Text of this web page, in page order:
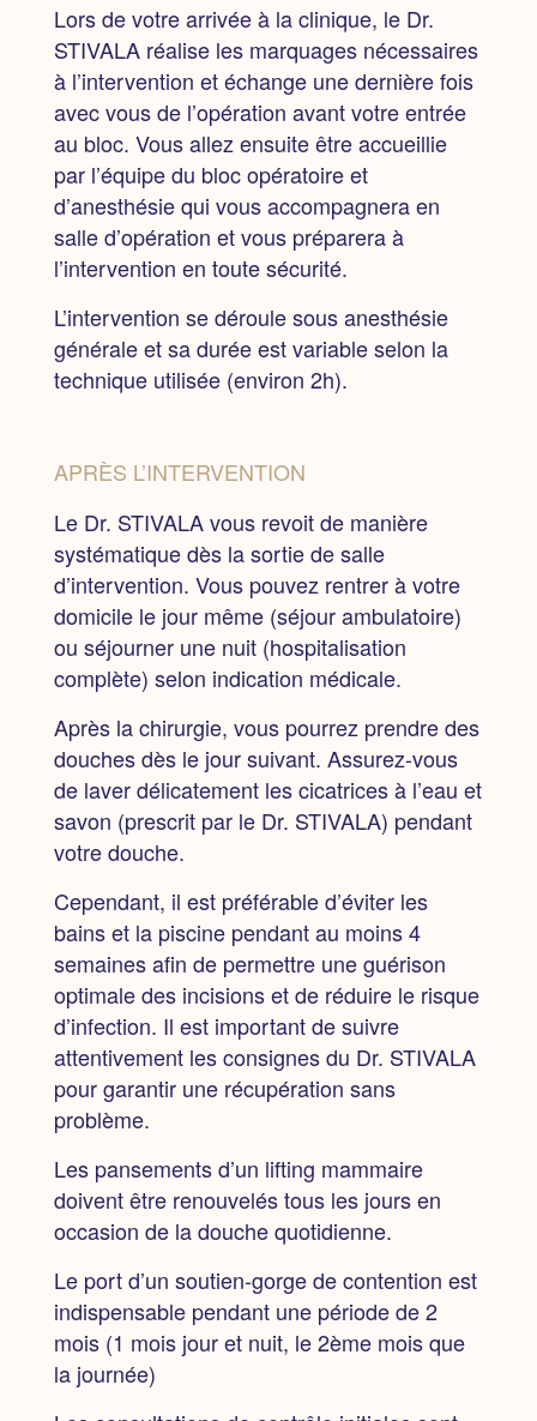
Lors de votre arrivée à la clinique, le Dr.
STIVALA réalise les marquages nécessaires
à l’intervention et échange une dernière fois
avec vous de l’opération avant votre entrée
au bloc. Vous allez ensuite être accueillie
par l’équipe du bloc opératoire et
d’anesthésie qui vous accompagnera en
salle d’opération et vous préparera à
l’intervention en toute sécurité.
L’intervention se déroule sous anesthésie
générale et sa durée est variable selon la
technique utilisée (environ 2h).
APRÈS L’INTERVENTION
Le Dr. STIVALA vous revoit de manière
systématique dès la sortie de salle
d’intervention. Vous pouvez rentrer à votre
domicile le jour même(séjour ambulatoire)
ou séjourner une nuit(hospitalisation
complète) selon indication médicale.
Après la chirurgie, vous pourrez prendre des
douches dès le jour suivant. Assurez-vous
de laver délicatement les cicatrices à l’eau et
savon (prescrit par le Dr. STIVALA) pendant
votre douche.
Cependant, il est préférable d’éviter les
bains et la piscine pendant au moins 4
semainesafin de permettre une guérison
optimale des incisions et de réduire le risque
d’infection. Il est important de suivre
attentivement les consignes du Dr. STIVALA
pour garantir une récupération sans
problème.
Les pansements d’un lifting mammaire
doivent être renouvelés tous les jours en
occasion de la douche quotidienne.
Le port d’un soutien-gorge de contention est
indispensable pendant une période de 2
mois(1 mois jour et nuit, le 2ème mois que
la journée)